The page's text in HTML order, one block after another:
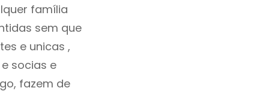
família
sem que
e unicas ,
socias e
fazem de